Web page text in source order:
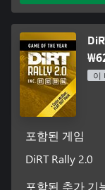
이
포함된 게임
DiRT Rally 2.0
포함된 추가 기